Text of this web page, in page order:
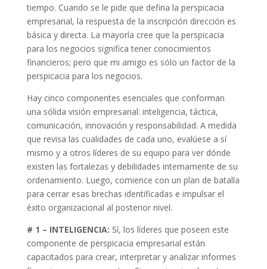
tiempo. Cuando se le pide que defina la perspicacia
empresarial, la respuesta de la inscripción dirección es
básica y directa. La mayoría cree que la perspicacia
para los negocios significa tener conocimientos
financieros; pero que mi amigo es sólo un factor de la
perspicacia para los negocios.
Hay cinco componentes esenciales que conforman
una sólida visión empresarial: inteligencia, táctica,
comunicación, innovación y responsabilidad. A medida
que revisa las cualidades de cada uno, evalúese a sí
mismo y a otros líderes de su equipo para ver dónde
existen las fortalezas y debilidades internamente de su
ordenamiento. Luego, comience con un plan de batalla
para cerrar esas brechas identificadas e impulsar el
éxito organizacional al posterior nivel.
# 1 – INTELIGENCIA: Sí, los líderes que poseen este
componente de perspicacia empresarial están
capacitados para crear, interpretar y analizar informes